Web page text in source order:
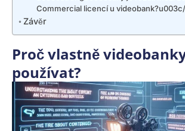
Commercial licencí u
Závěr
Proč vlastně
používat?